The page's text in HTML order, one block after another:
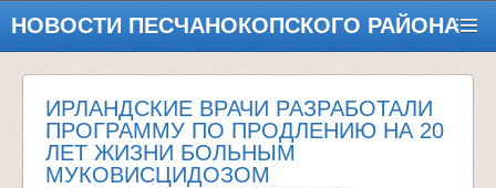
НОВОСТИ ПЕСЧАНОКОПСКОГО РАЙОНА
ИРЛАНДСКИЕ ВРАЧИ РАЗРАБОТАЛИ
ПРОГРАММУ ПО ПРОДЛЕНИЮ НА 20
ЛЕТ ЖИЗНИ БОЛЬНЫМ
МУКОВИСЦИДОЗОМ